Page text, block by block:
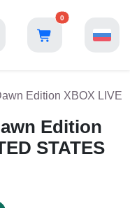
0
Edition XBOX LIVE
Edition
STATES